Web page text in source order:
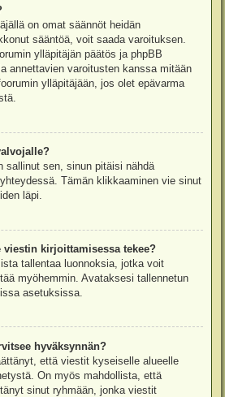
on omat säännöt heidän
sääntöä, voit saada varoituksen.
ylläpitäjän päätös ja phpBB
annettavien varoitusten kanssa mitään
ylläpitäjään, jos olet epävarma
sallinut sen, sinun pitäisi nähdä
Tämän klikkaaminen vie sinut
läpi.
viestin kirjoittamisessa tekee?
tallentaa luonnoksia, jotka voit
myöhemmin. Avataksesi tallennetun
asetuksissa.
hyväksynnän?
että viestit kyseiselle alueelle
On myös mahdollista, että
sinut ryhmään, jonka viestit